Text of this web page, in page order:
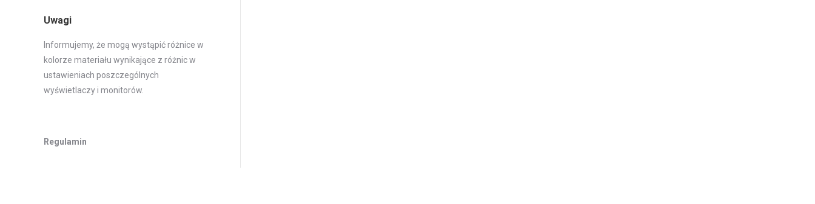
Uwagi
Informujemy, że mogą wystąpić różnice w
kolorze materiału wynikające z różnic w
ustawieniach poszczególnych
wyświetlaczy i monitorów.
Regulamin